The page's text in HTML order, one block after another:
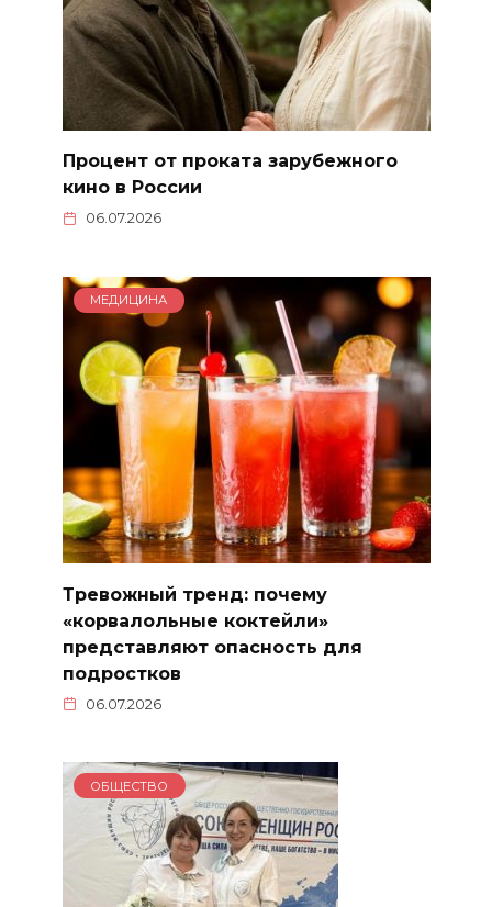
Процент от проката зарубежного
кино в России
06.07.2026
МЕДИЦИНА
Тревожный тренд: почему
«корвалольные коктейли»
представляют опасность для
подростков
06.07.2026
ОБЩЕСТВО